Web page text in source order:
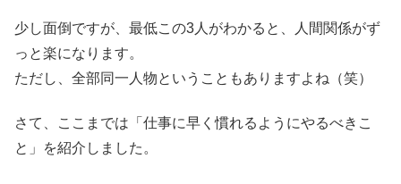
少し面倒ですが、最低この3人がわかると、人間関係がず
っと楽になります。
ただし、全部同一人物ということもありますよね（笑）
さて、ここまでは「仕事に早く慣れるようにやるべきこ
と」を紹介しました。